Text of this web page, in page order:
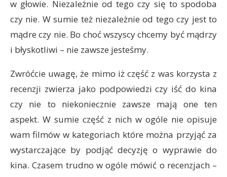
w głowie. Niezależnie od tego czy się to spodoba
czy nie. W sumie też niezależnie od tego czy jest to
mądre czy nie. Bo choć wszyscy chcemy być mądrzy
i błyskotliwi – nie zawsze jesteśmy.
Zwróćcie uwagę, że mimo iż część z was korzysta z
recenzji zwierza jako podpowiedzi czy iść do kina
czy nie to niekoniecznie zawsze mają one ten
aspekt. W sumie część z nich w ogóle nie opisuje
wam filmów w kategoriach które można przyjąć za
wystarczające by podjąć decyzję o wyprawie do
kina. Czasem trudno w ogóle mówić o recenzjach –